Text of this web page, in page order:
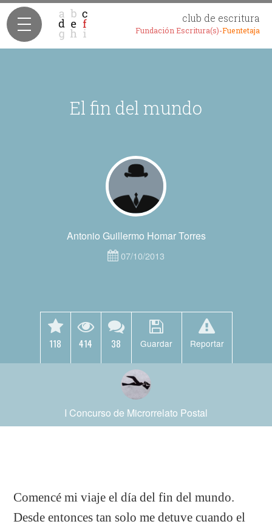
club de escritura
Fundación Escritura(s)-Fuentetaja
El fin del mundo
Antonio Guillermo Homar Torres
07/10/2013
118 414 38 Guardar Reportar
I Concurso de Microrrelato Postal
Comencé mi viaje el día del fin del mundo.
Desde entonces tan solo me detuve cuando el